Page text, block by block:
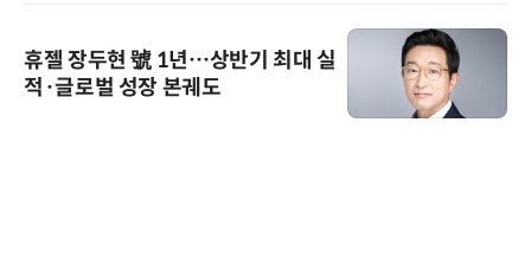
휴젤 장두현 號 1년…상반기 최대 실
적·글로벌 성장 본궤도